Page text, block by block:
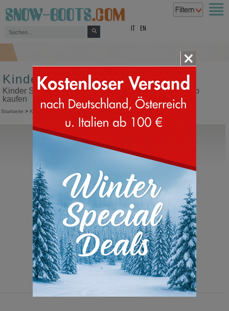
EN
Kinder Sneakers
Kinder Sneakers in unserem Snow Boots Online Shop
kaufen
Startseite > Kinder
Junior Park Sneaker
Moonboot
115,00 Euro 59,00 Euro